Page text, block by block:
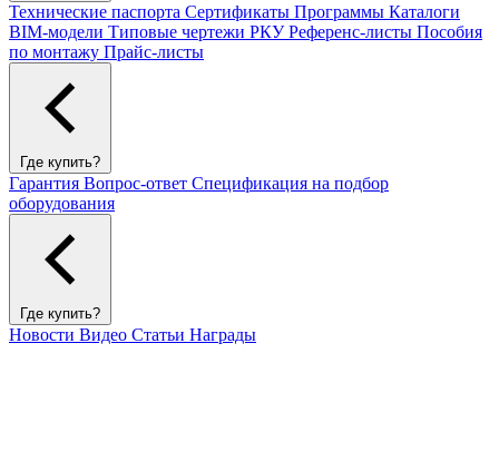
Технические паспорта Сертификаты Программы Каталоги
BIM-модели Типовые чертежи РКУРеференс-листы Пособия
по монтажу Прайс-листы
Где купить?
Гарантия Вопрос-ответ Спецификация на подбор
оборудования
Где купить?
Новости Видео Статьи Награды